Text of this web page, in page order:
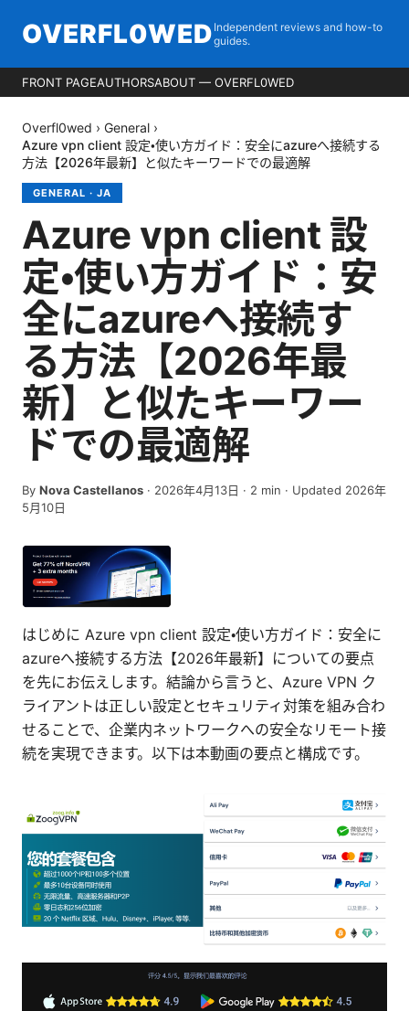
OVERFL0WED Independent reviews and how-to
guides.
FRONT PAGEAUTHORSABOUT — OVERFL0WED
Overfl0wed › General ›
Azure vpn client 設定・使い方ガイド：安全にazureへ接続する
方法【2026年最新】と似たキーワードでの最適解
GENERAL · JA
Azure vpn client 設
定・使い方ガイド：安
全にazureへ接続す
る方法【2026年最
新】と似たキーワー
ドでの最適解
By Nova Castellanos · 2026年4月13日 · 2 min · Updated 2026年
5月10日
はじめに Azure vpn client 設定・使い方ガイド：安全に
azureへ接続する方法【2026年最新】についての要点
を先にお伝えします。結論から言うと、Azure VPN ク
ライアントは正しい設定とセキュリティ対策を組み合わ
せることで、企業内ネットワークへの安全なリモート接
続を実現できます。以下は本動画の要点と構成です。